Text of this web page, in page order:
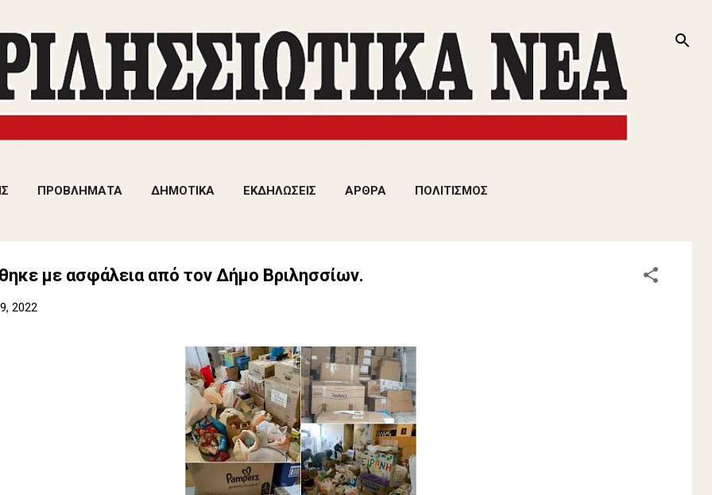
ΠΡΟΒΛΗΜΑΤΑ ΔΗΜΟΤΙΚΑ ΕΚΔΗΛΩΣΕΙΣ ΑΡΘΡΑ ΠΟΛΙΤΙΣΜΟΣ
με ασφάλεια από τον Δήμο Βριλησσίων.
2022